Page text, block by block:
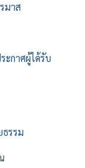
มาส
ะกาศผู้ได้รับ
รรม